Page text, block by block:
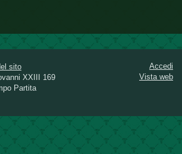
sito
XXIII 169
Partita
Accedi
Vista web